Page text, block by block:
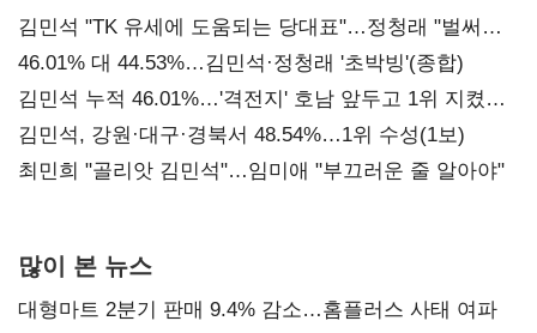
김민석 "TK 유세에 도움되는 당대표"…정청래 "벌써
대표된 양 당직 배분"
46.01% 대 44.53%…김민석·정청래 '초박빙'(종합)
김민석 누적 46.01%…'격전지' 호남 앞두고 1위 지켰다
(2보)
김민석, 강원·대구·경북서 48.54%…1위 수성(1보)
최민희 "골리앗 김민석"…임미애 "부끄러운 줄 알아야"
많이 본 뉴스
대형마트 2분기 판매 9.4% 감소…홈플러스 사태 여파